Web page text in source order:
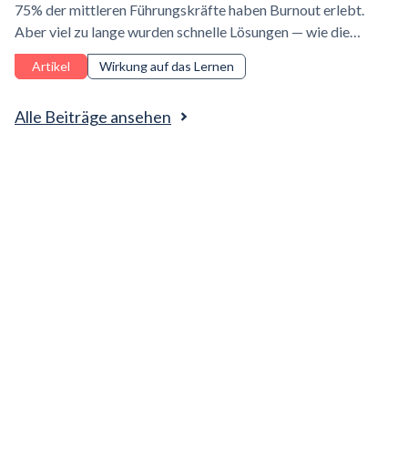
Alle Beiträge ansehen
75% der mittleren Führungskräfte haben Burnout erlebt.
Aber viel zu lange wurden schnelle Lösungen — wie die
Förderung einer Bounce-Back-Mentalität — als akzeptable
Reaktion angesehen.
Artikel Wirkung auf das Lernen